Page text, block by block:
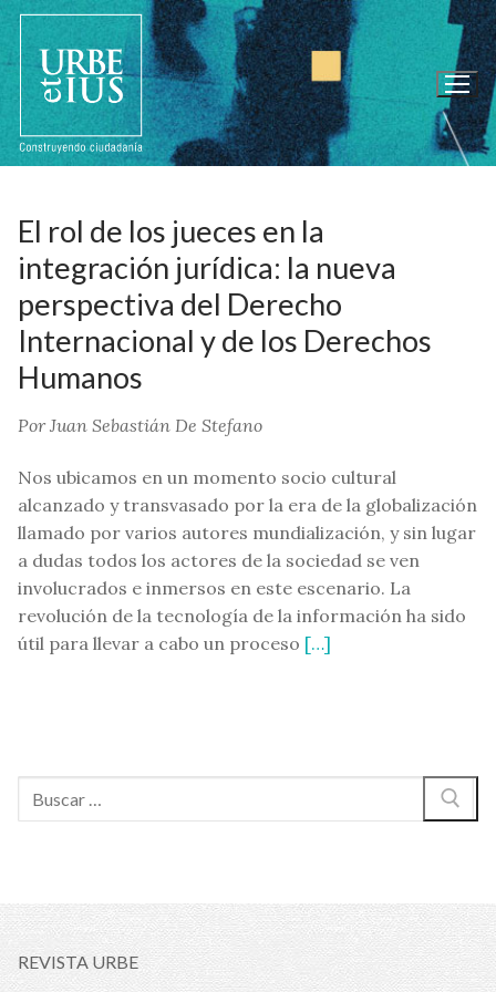
Ir
contenido
El rol de los jueces en la
integración jurídica: la nueva
perspectiva del Derecho
Internacional y de los Derechos
Humanos
Por Juan Sebastián De Stefano
Nos ubicamos en un momento socio cultural
alcanzado y transvasado por la era de la globalización
llamado por varios autores mundialización, y sin lugar
a dudas todos los actores de la sociedad se ven
involucrados e inmersos en este escenario. La
revolución de la tecnología de la información ha sido
útil para llevar a cabo un proceso […]
REVISTA URBE